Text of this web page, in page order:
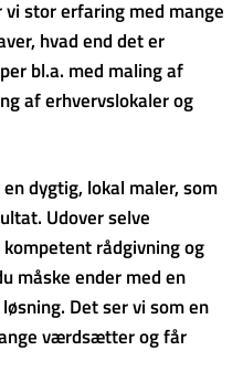
stor erfaring med mange
hvad end det er
bl.a. med maling af
af erhvervslokaler og
dygtig, lokal maler, som
Udover selve
rådgivning og
måske ender med en
Det ser vi som en
værdsætter og får